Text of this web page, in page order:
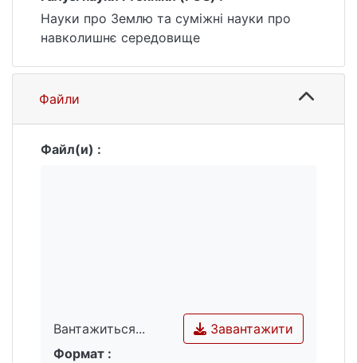
спостережень у Покутських Карпатах
зафіксовані на річках Черемош, Чорний
Черемош, Рибниця, Пістинька, Лючка 24-
28 липня 2008 р., 7-8 липня 2010 та 23
Науки про Землю та суміжні науки про
навколишнє середовище
Файли
Файл(и) :
Вантажиться...
Вантажиться...
Завантажити
Формат :